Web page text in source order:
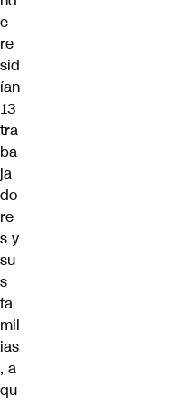
e
re
sid
ían
13
tra
ba
ja
do
re
s y
su
s
fa
mil
ias
, a
qu